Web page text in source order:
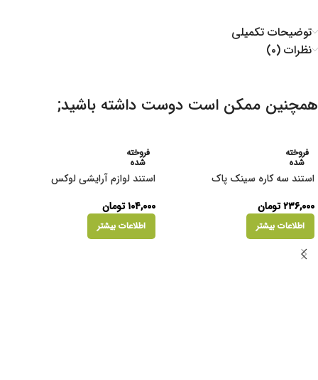
توضیحات تکمیلی
نظرات (۰)
همچنین ممکن است دوست داشته باشید;
فروخته
شده
استند سه کاره سینک پاک
۲۳۶,۰۰۰تومان
اطلاعات بیشتر
فروخته
شده
استند لوازم آرایشی لوکس
۱۰۴,۰۰۰تومان
اطلاعات بیشتر